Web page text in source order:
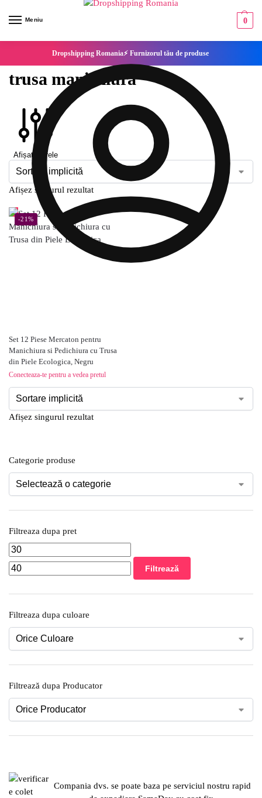
Meniu 0
Dropshipping Romania⚡ Furnizorul tău de produse
trusa manichiura
Afișați filtrele
Afișez singurul rezultat
-21%
Set 12 Piese Mercaton pentru
Manichiura si Pedichiura cu Trusa
din Piele Ecologica, Negru
Conecteaza-te pentru a vedea pretul
Afișez singurul rezultat
Categorie produse
Filtreaza dupa pret
Filtrează
Filtreaza dupa culoare
Filtrează dupa Producator
Compania dvs. se poate baza pe serviciul nostru rapid